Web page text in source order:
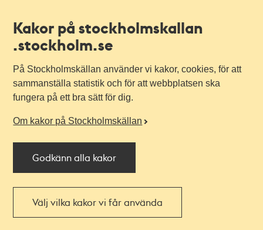
Kakor på stockholmskallan
.stockholm.se
På Stockholmskällan använder vi kakor, cookies, för att
sammanställa statistik och för att webbplatsen ska
fungera på ett bra sätt för dig.
Om kakor på Stockholmskällan
Godkänn alla kakor
Välj vilka kakor vi får använda